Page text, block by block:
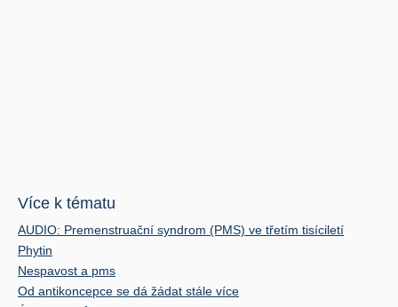
Více k tématu
AUDIO: Premenstruační syndrom (PMS) ve třetím tisíciletí
Phytin
Nespavost a pms
Od antikoncepce se dá žádat stále více